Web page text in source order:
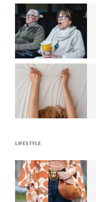
LIFESTYLE